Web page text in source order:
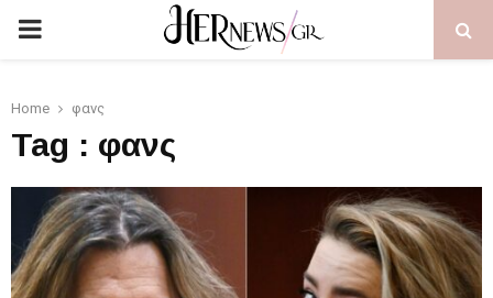
PRIMARY
Home φανς
Tag : φανς